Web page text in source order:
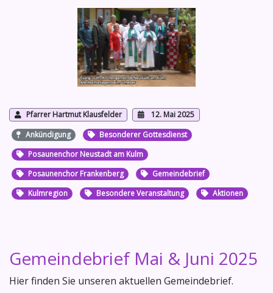
Pfarrer Hartmut Klausfelder
12. Mai 2025
Ankündigung
Besonderer Gottesdienst
Posaunenchor Neustadt am Kulm
Posaunenchor Frankenberg
Gemeindebrief
Kulmregion
Besondere Veranstaltung Aktionen
Gemeindebrief Mai & Juni 2025
Hier finden Sie unseren aktuellen Gemeindebrief.